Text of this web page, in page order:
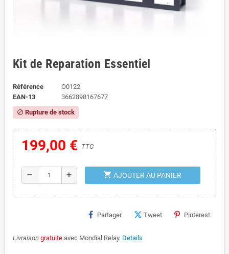
Kit de Reparation Essentiel
Référence
O0122
EAN-13
3662898167677
block Rupture de stock
199,00 € TTC
remove add shopping_cart AJOUTER AU PANIER
Partager Tweet Pinterest
Livraison gratuite avec Mondial Relay. Details